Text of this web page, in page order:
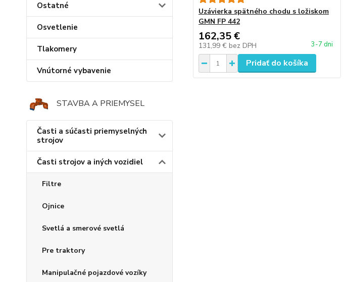
Ostatné
Osvetlenie
Tlakomery
Vnútorné vybavenie
STAVBA A PRIEMYSEL
Časti a súčasti priemyselných
strojov
Časti strojov a iných vozidiel
Filtre
Ojnice
Svetlá a smerové svetlá
Pre traktory
Manipulačné pojazdové vozíky
Uzávierka spätného chodu s ložiskom
GMN FP 442
162,35 €
131,99 € bez DPH 3-7 dni
Pridať do košíka